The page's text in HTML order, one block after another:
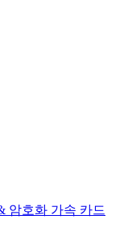
암호화 가속 카드